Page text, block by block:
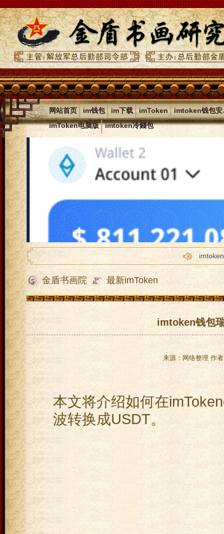
网站首页| im钱包| im下载| imToken| imtoken钱包安
imToken电脑版|imtoken冷錢包
金盾书画院 最新imToken
imtoken钱包
来源：网络整理 作
本文将介绍如何在imToken
波转换成USDT。